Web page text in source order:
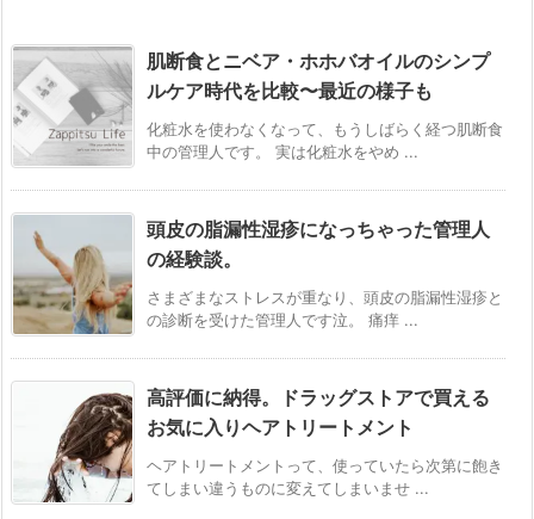
肌断食とニベア・ホホバオイルのシンプ
ルケア時代を比較〜最近の様子も
化粧水を使わなくなって、もうしばらく経つ肌断食
中の管理人です。 実は化粧水をやめ ...
頭皮の脂漏性湿疹になっちゃった管理人
の経験談。
さまざまなストレスが重なり、頭皮の脂漏性湿疹と
の診断を受けた管理人です泣。 痛痒 ...
高評価に納得。ドラッグストアで買える
お気に入りヘアトリートメント
ヘアトリートメントって、使っていたら次第に飽き
てしまい違うものに変えてしまいませ ...